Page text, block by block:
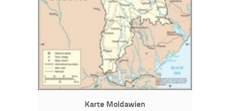
Karte Moldawien